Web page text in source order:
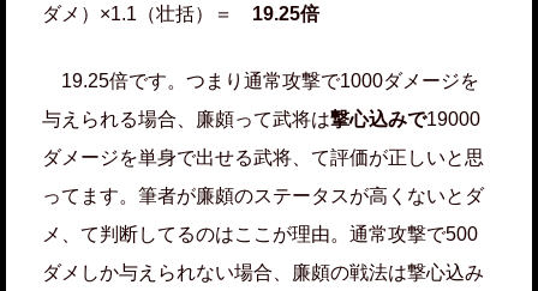
ダメ）×1.1（壮括）＝ 19.25倍
19.25倍です。つまり通常攻撃で1000ダメージを
与えられる場合、廉頗って武将は撃心込みで19000
ダメージを単身で出せる武将、て評価が正しいと思
ってます。筆者が廉頗のステータスが高くないとダ
メ、て判断してるのはここが理由。通常攻撃で500
ダメしか与えられない場合、廉頗の戦法は撃心込み